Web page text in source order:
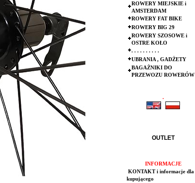
ROWERY MIEJSKIE i
AMSTERDAM
ROWERY FAT BIKE
ROWERY BIG 29
ROWERY SZOSOWE i
OSTRE KOŁO
. . . . . . . . . .
UBRANIA , GADŻETY
BAGAŻNIKI DO
PRZEWOZU ROWERÓW
.
OUTLET
INFORMACJE
KONTAKT i informacje dla
kupującego